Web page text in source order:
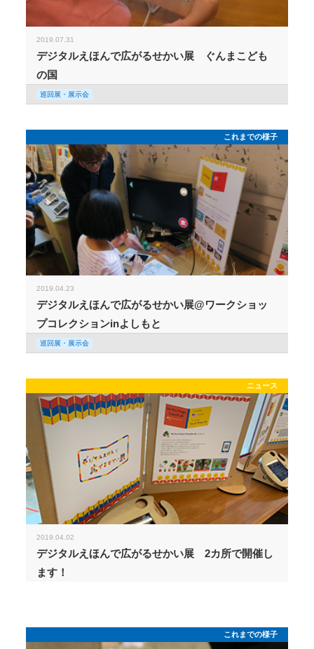
2019.07.31
デジタルえほんで広がるせかい展 ぐんまこども
の国
巡回展・展示会
これまでの様子
2019.04.23
デジタルえほんで広がるせかい展@ワークショッ
プコレクションinよしもと
巡回展・展示会
ニュース
2019.04.02
デジタルえほんで広がるせかい展 2カ所で開催し
ます！
これまでの様子